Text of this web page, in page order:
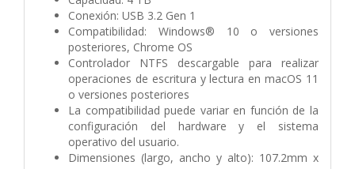
Conexión: USB 3.2 Gen 1
Compatibilidad: Windows® 10 o versiones
posteriores, Chrome OS
Controlador NTFS descargable para realizar
operaciones de escritura y lectura en macOS 11
o versiones posteriores
La compatibilidad puede variar en función de la
configuración del hardware y el sistema
operativo del usuario.
Dimensiones (largo, ancho y alto): 107.2mm x